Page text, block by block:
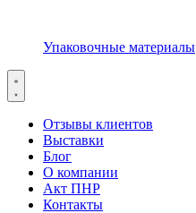
Упаковочные материалы
Отзывы клиентов
Выставки
Блог
О компании
Акт ПНР
Контакты